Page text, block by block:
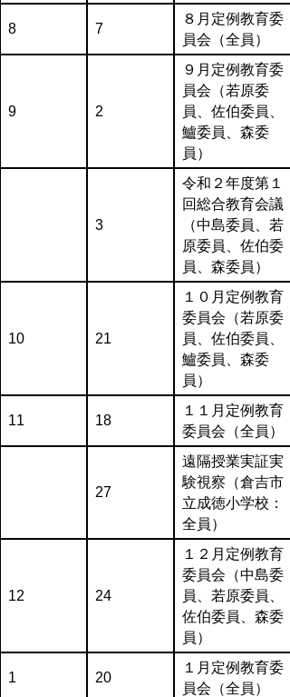
8 7
８月定例教育委
員会（全員）
9 2
９月定例教育委
員会（若原委
員、佐伯委員、
鱸委員、森委
員）
3
令和２年度第１
回総合教育会議
（中島委員、若
原委員、佐伯委
員、森委員）
10 21
１０月定例教育
委員会（若原委
員、佐伯委員、
鱸委員、森委
員）
11 18
１１月定例教育
委員会（全員）
27
遠隔授業実証実
験視察（倉吉市
立成徳小学校：
全員）
12 24
１２月定例教育
委員会（中島委
員、若原委員、
佐伯委員、森委
員）
1 20
１月定例教育委
員会（全員）